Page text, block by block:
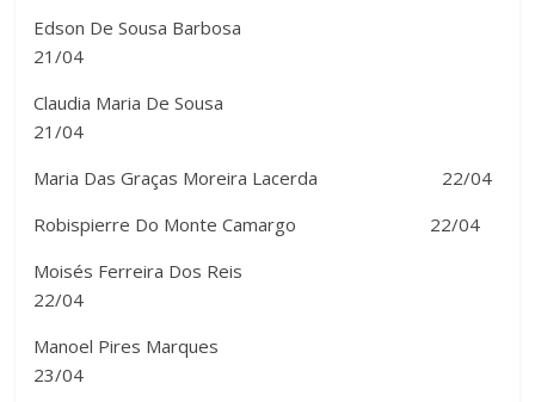
Edson De Sousa Barbosa
21/04
Claudia Maria De Sousa
21/04
Maria Das Graças Moreira Lacerda 22/04
Robispierre Do Monte Camargo 22/04
Moisés Ferreira Dos Reis
22/04
Manoel Pires Marques
23/04